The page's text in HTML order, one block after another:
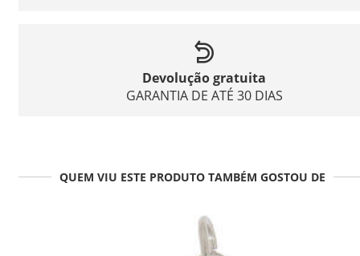
Devolução gratuita
GARANTIA DE ATÉ 30 DIAS
QUEM VIU ESTE PRODUTO TAMBÉM GOSTOU DE